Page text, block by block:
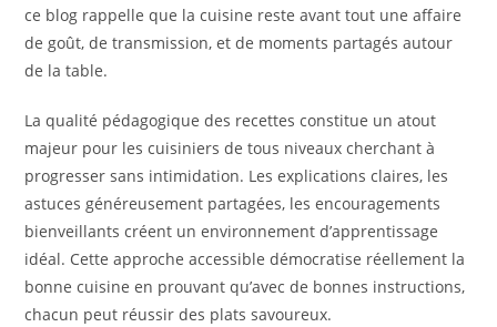
ce blog rappelle que la cuisine reste avant tout une affaire
de goût, de transmission, et de moments partagés autour
de la table.
La qualité pédagogique des recettes constitue un atout
majeur pour les cuisiniers de tous niveaux cherchant à
progresser sans intimidation. Les explications claires, les
astuces généreusement partagées, les encouragements
bienveillants créent un environnement d’apprentissage
idéal. Cette approche accessible démocratise réellement la
bonne cuisine en prouvant qu’avec de bonnes instructions,
chacun peut réussir des plats savoureux.